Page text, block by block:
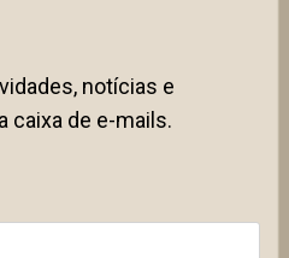
notícias e
caixa de e-mails.